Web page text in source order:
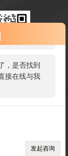
很高兴为您
么问题呢？
，是否找到
接在线与我
发起咨询
联系
环保在线